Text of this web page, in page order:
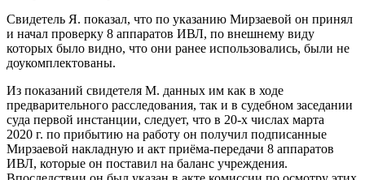
Свидетель Я. показал, что по указанию Мирзаевой он принял
и начал проверку 8 аппаратов ИВЛ, по внешнему виду
которых было видно, что они ранее использовались, были не
доукомплектованы.
Из показаний свидетеля М. данных им как в ходе
предварительного расследования, так и в судебном заседании
суда первой инстанции, следует, что в 20-х числах марта
2020 г. по прибытию на работу он получил подписанные
Мирзаевой накладную и акт приёма-передачи 8 аппаратов
ИВЛ, которые он поставил на баланс учреждения.